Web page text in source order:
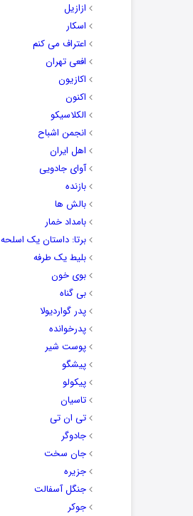
ازازیل
اسکار
اعتراف می کنم
افعی تهران
اکازیون
اکنون
الکلاسیکو
انجمن اشباح
اهل ایران
آوای جادویی
بازنده
بالش ها
بامداد خمار
برتا: داستان یک اسلحه
بلیط یک‌‌ طرفه
بوی خون
بی گناه
پدر گواردیولا
پدرخوانده
پوست شیر
پیشگو
پیکولو
تاسیان
تی ان تی
جادوگر
جان سخت
جزیره
جنگل آسفالت
جوکر